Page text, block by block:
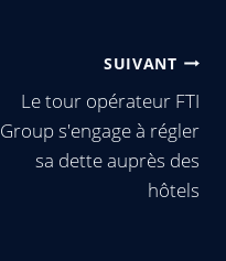
SUIVANT
Le tour opérateur FTI
Group s'engage à régler
sa dette auprès des
hôtels